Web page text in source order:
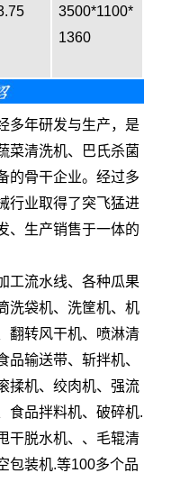
3500*1100*
1360
多年研发与生产，是
菜清洗机、巴氏杀菌
的骨干企业。经过多
行业取得了突飞猛进
、生产销售于一体的
工流水线、各种瓜果
洗袋机、洗筐机、机
翻转风干机、喷淋清
输送带、斩拌机、
揉机、绞肉机、强流
食品拌料机、破碎机.
干脱水机、、毛辊清
包装机.等100多个品